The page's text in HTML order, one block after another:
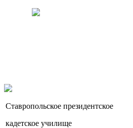
Ставропольское президентское
кадетское училище